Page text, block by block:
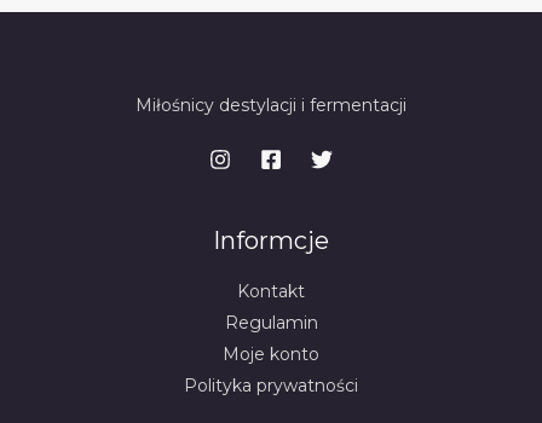
Miłośnicy destylacji i fermentacji
Informcje
Kontakt
Regulamin
Moje konto
Polityka prywatności